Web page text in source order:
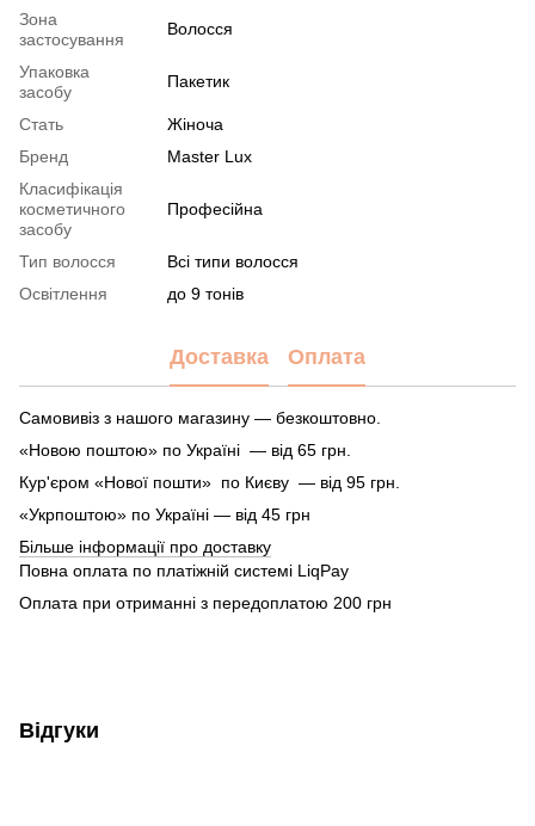
Зона
застосування
Волосся
Упаковка
засобу
Пакетик
Стать
Жіноча
Бренд
Master Lux
Класифікація
косметичного
засобу
Професійна
Тип волосся
Всі типи волосся
Освітлення
до 9 тонів
Доставка Оплата
Самовивіз з нашого магазину — безкоштовно.
«Новою поштою» по Україні — від 65 грн.
Кур'єром «Нової пошти» по Києву — від 95 грн.
«Укрпоштою» по Україні — від 45 грн
Більше інформації про доставку
Повна оплата по платіжній системі LiqPay
Оплата при отриманні з передоплатою 200 грн
Відгуки